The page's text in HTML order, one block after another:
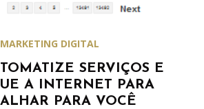
MARKETING DIGITAL
SERVIÇOS E
A INTERNET PARA
PARA VOCÊ